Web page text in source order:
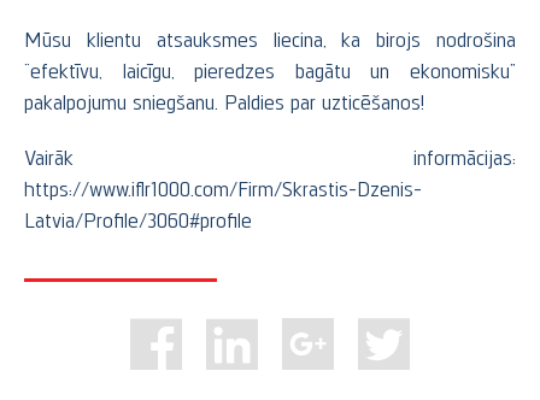
Mūsu klientu atsauksmes liecina, ka birojs nodrošina
“efektīvu, laicīgu, pieredzes bagātu un ekonomisku”
pakalpojumu sniegšanu. Paldies par uzticēšanos!
Vairāk informācijas:
https://www.iflr1000.com/Firm/Skrastis-Dzenis-
Latvia/Profile/3060#profile